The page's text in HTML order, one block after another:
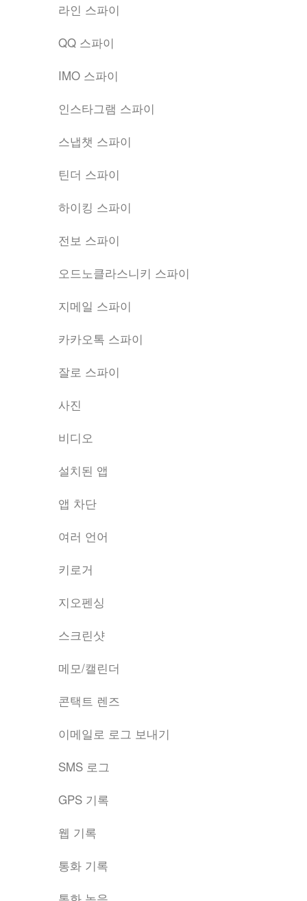
라인 스파이
QQ 스파이
IMO 스파이
인스타그램 스파이
스냅챗 스파이
틴더 스파이
하이킹 스파이
전보 스파이
오드노클라스니키 스파이
지메일 스파이
카카오톡 스파이
잘로 스파이
사진
비디오
설치된 앱
앱 차단
여러 언어
키로거
지오펜싱
스크린샷
메모/캘린더
콘택트 렌즈
이메일로 로그 보내기
SMS 로그
GPS 기록
웹 기록
통화 기록